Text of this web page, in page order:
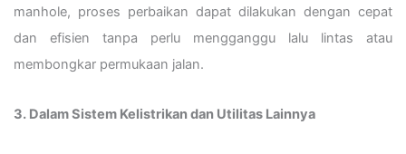
manhole, proses perbaikan dapat dilakukan dengan cepat
dan efisien tanpa perlu mengganggu lalu lintas atau
membongkar permukaan jalan.
3. Dalam Sistem Kelistrikan dan Utilitas Lainnya